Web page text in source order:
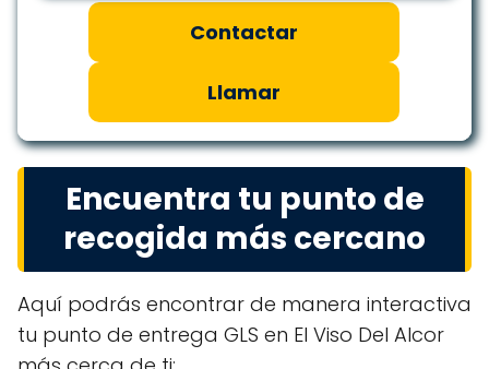
Contactar
Llamar
Encuentra tu punto de
recogida más cercano
Aquí podrás encontrar de manera interactiva
tu punto de entrega GLS en El Viso Del Alcor